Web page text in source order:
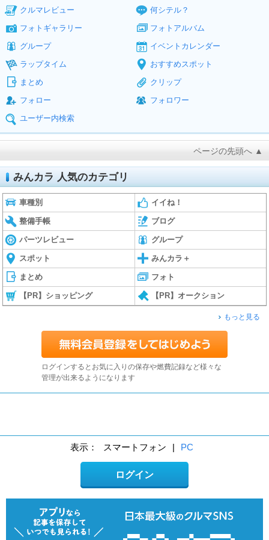
クルマレビュー
何シテル？
フォトギャラリー
フォトアルバム
グループ
イベントカレンダー
ラップタイム
おすすめスポット
まとめ
クリップ
フォロー
フォロワー
ユーザー内検索
ページの先頭へ ▲
みんカラ 人気のカテゴリ
車種別 イイね！
整備手帳 ブログ
パーツレビュー グループ
スポット みんカラ＋
まとめ フォト
【PR】ショッピング 【PR】オークション
もっと見る
ログインするとお気に入りの保存や燃費記録など様々な
管理が出来るようになります
表示： スマートフォン | PC
ログイン